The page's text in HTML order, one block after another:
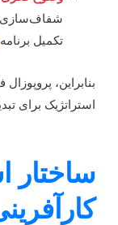
شفاف‌سازی
تکمیل برنامه
پروپوزال
برای تبدیل